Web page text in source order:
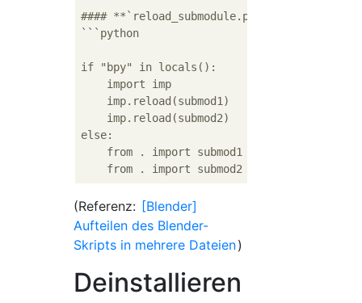
#### **`reload_submodule.py`**
``` python
    import imp
    imp.reload(submod1)
    imp.reload(submod2)
else:
    from . import submod1
(Referenz: [Blender]
Aufteilen des Blender-
Skripts in mehrere Dateien)
Deinstallieren